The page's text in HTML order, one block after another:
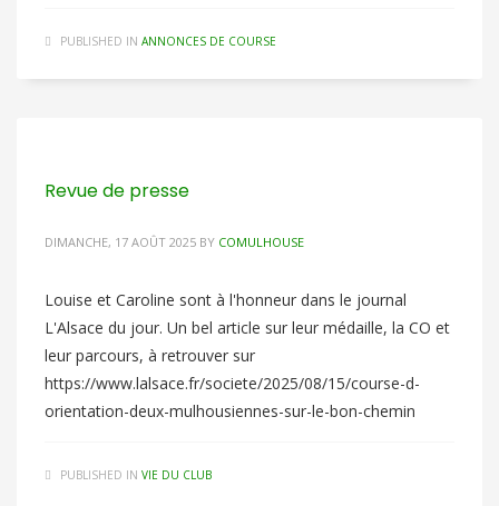
PUBLISHED IN ANNONCES DE COURSE
Revue de presse
DIMANCHE, 17 AOÛT 2025 BY COMULHOUSE
Louise et Caroline sont à l'honneur dans le journal
L'Alsace du jour. Un bel article sur leur médaille, la CO et
leur parcours, à retrouver sur
https://www.lalsace.fr/societe/2025/08/15/course-d-
orientation-deux-mulhousiennes-sur-le-bon-chemin
PUBLISHED IN VIE DU CLUB